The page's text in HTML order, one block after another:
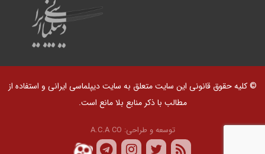
© کلیه حقوق قانونی این سایت متعلق به سایت دیپلماسی ایرانی و استفاده از
مطالب با ذکر منابع بلا مانع است.
توسعه و طراحی: A.C.A CO